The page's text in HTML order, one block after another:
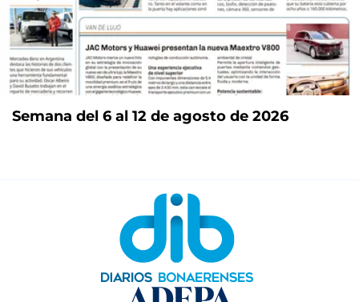
Semana del 6 al 12 de agosto de 2026